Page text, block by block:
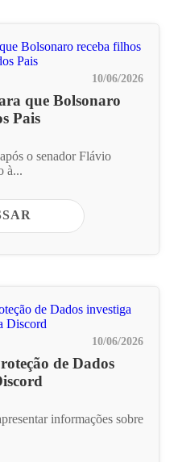
10/06/2026
que Bolsonaro
Pais
o senador Flávio
à...
10/06/2026
de Dados
informações sobre